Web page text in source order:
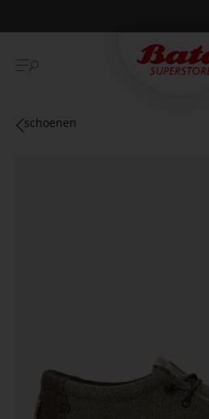
Betaal achteraf met Klarna
schoenen